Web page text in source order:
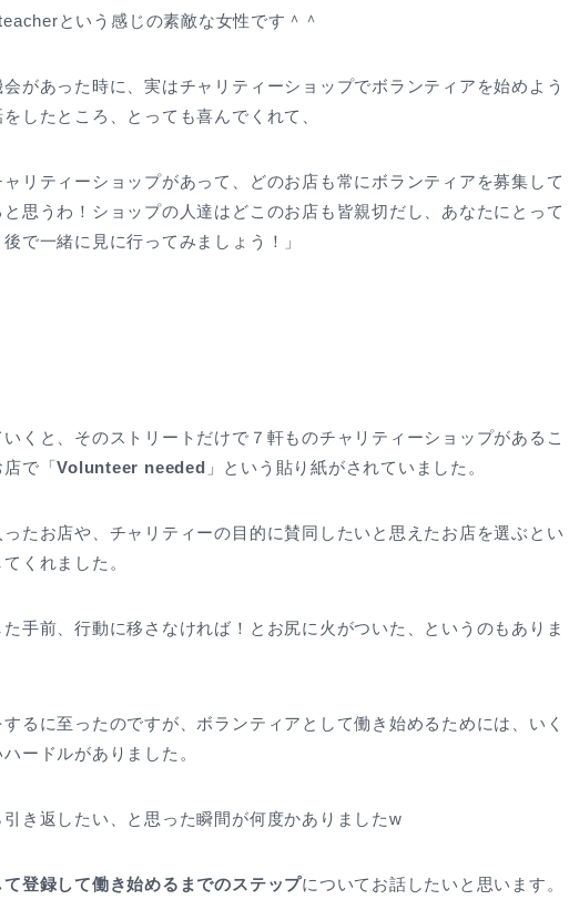
という感じの素敵な女性です＾＾
があった時に、実はチャリティーショップでボランティアを始めよう
したところ、とっても喜んでくれて、
ャリティーショップがあって、どのお店も常にボランティアを募集して
思うわ！ショップの人達はどこのお店も皆親切だし、あなたにとって
で一緒に見に行ってみましょう！」
くと、そのストリートだけで７軒ものチャリティーショップがあるこ
店で「Volunteer needed 」という貼り紙がされていました。
たお店や、チャリティーの目的に賛同したいと思えたお店を選ぶとい
くれました。
手前、行動に移さなければ！とお尻に火がついた、というのもありま
るに至ったのですが、ボランティアとして働き始めるためには、いく
ードルがありました。
き返したい、と思った瞬間が何度かありましたw
登録して働き始めるまでのステップについてお話したいと思います。